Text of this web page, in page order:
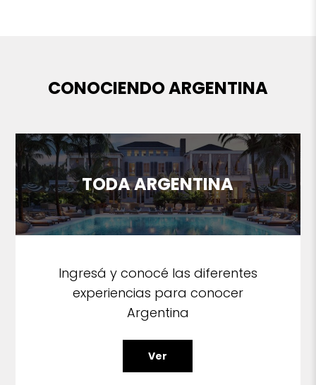
CONOCIENDO ARGENTINA
TODA ARGENTINA
Ingresá y conocé las diferentes
experiencias para conocer
Argentina
Ver